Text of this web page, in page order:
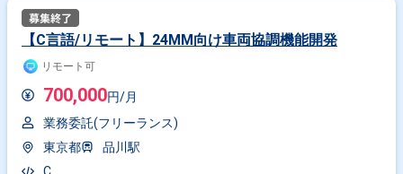
【C言語/リモート】24MM向け車両協調機能開発
リモート可
700,000円/月
業務委託(フリーランス)
東京都
品川駅